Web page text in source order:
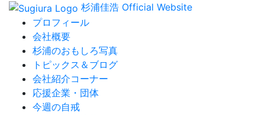
杉浦佳浩 Official Website
プロフィール
会社概要
杉浦のおもしろ写真
トピックス＆ブログ
会社紹介コーナー
応援企業・団体
今週の自戒